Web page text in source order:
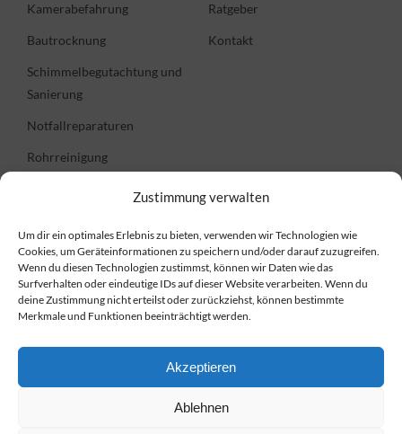
Zustimmung verwalten
Um dir ein optimales Erlebnis zu bieten, verwenden wir Technologien wie
Cookies, um Geräteinformationen zu speichern und/oder darauf zuzugreifen.
Wenn du diesen Technologien zustimmst, können wir Daten wie das
Surfverhalten oder eindeutige IDs auf dieser Website verarbeiten. Wenn du
deine Zustimmung nicht erteilst oder zurückziehst, können bestimmte
Merkmale und Funktionen beeinträchtigt werden.
Akzeptieren
Ablehnen
Kamerabefahrung
Bautrocknung
Schimmelbegutachtung und
Sanierung
Notfallreparaturen
Rohrreinigung
Ratgeber
Kontakt
Informationen
FAQ
Preise
Cookie-Richtlinie